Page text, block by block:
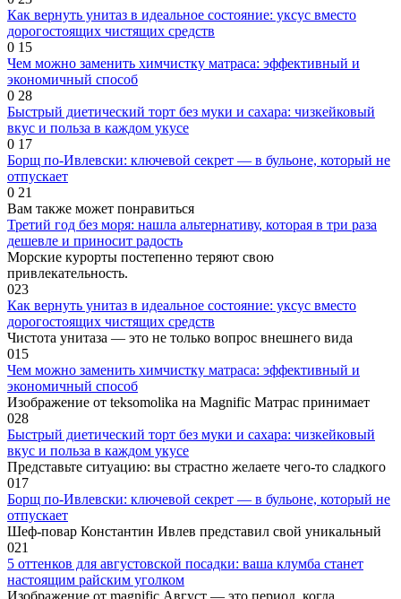
Как вернуть унитаз в идеальное состояние: уксус вместо
дорогостоящих чистящих средств
0 15
Чем можно заменить химчистку матраса: эффективный и
экономичный способ
0 28
Быстрый диетический торт без муки и сахара: чизкейковый
вкус и польза в каждом укусе
0 17
Борщ по-Ивлевски: ключевой секрет — в бульоне, который не
отпускает
0 21
Вам также может понравиться
Третий год без моря: нашла альтернативу, которая в три раза
дешевле и приносит радость
Морские курорты постепенно теряют свою
привлекательность.
023
Как вернуть унитаз в идеальное состояние: уксус вместо
дорогостоящих чистящих средств
Чистота унитаза — это не только вопрос внешнего вида
015
Чем можно заменить химчистку матраса: эффективный и
экономичный способ
Изображение от teksomolika на Magnific Матрас принимает
028
Быстрый диетический торт без муки и сахара: чизкейковый
вкус и польза в каждом укусе
Представьте ситуацию: вы страстно желаете чего-то сладкого
017
Борщ по-Ивлевски: ключевой секрет — в бульоне, который не
отпускает
Шеф-повар Константин Ивлев представил свой уникальный
021
5 оттенков для августовской посадки: ваша клумба станет
настоящим райским уголком
Изображение от magnific Август — это период, когда